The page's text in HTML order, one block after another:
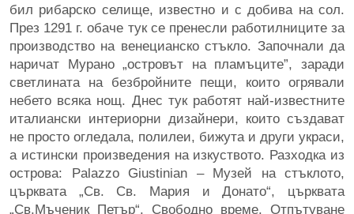
бил рибарско селище, известно и с добива на сол.
През 1291 г. обаче тук се пренесли работилниците за
производство на венецианско стъкло. Започнали да
наричат Мурано „островът на пламъците”, заради
светлината на безбройните пещи, които огрявали
небето всяка нощ. Днес тук работят най-известните
италиански интериорни дизайнери, които създават
не просто огледала, полилеи, бижута и други украси,
а истински произведения на изкуството. Разходка из
острова: Palazzo Giustinian – Музей на стъклото,
църквата „Св. Св. Мария и Донато“, църквата
„Св.Мъченик Петър“. Свободно време. Отпътуване